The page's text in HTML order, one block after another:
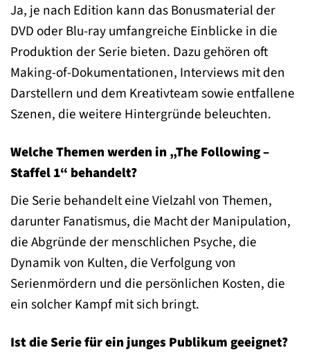
Ja, je nach Edition kann das Bonusmaterial der
DVD oder Blu-ray umfangreiche Einblicke in die
Produktion der Serie bieten. Dazu gehören oft
Making-of-Dokumentationen, Interviews mit den
Darstellern und dem Kreativteam sowie entfallene
Szenen, die weitere Hintergründe beleuchten.
Welche Themen werden in „The Following –
Staffel 1“ behandelt?
Die Serie behandelt eine Vielzahl von Themen,
darunter Fanatismus, die Macht der Manipulation,
die Abgründe der menschlichen Psyche, die
Dynamik von Kulten, die Verfolgung von
Serienmördern und die persönlichen Kosten, die
ein solcher Kampf mit sich bringt.
Ist die Serie für ein junges Publikum geeignet?